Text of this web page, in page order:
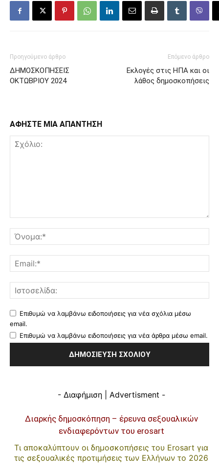
Προηγούμενο άρθρο
ΔΗΜΟΣΚΟΠΗΣΕΙΣ
ΟΚΤΩΒΡΙΟΥ 2024
Επόμενο άρθρο
Εκλογές στις ΗΠΑ και οι
λάθος δημοσκοπήσεις
ΑΦΗΣΤΕ ΜΙΑ ΑΠΑΝΤΗΣΗ
Επιθυμώ να λαμβάνω ειδοποιήσεις για νέα σχόλια μέσω
email.
Επιθυμώ να λαμβάνω ειδοποιήσεις για νέα άρθρα μέσω email.
- Διαφήμιση | Advertisment -
Διαρκής δημοσκόπηση – έρευνα σεξουαλικών
ενδιαφερόντων του erosart
Τι αποκαλύπτουν οι δημοσκοπήσεις του Erosart για
τις σεξουαλικές προτιμήσεις των Ελλήνων το 2026